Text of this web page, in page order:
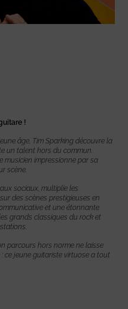
!
âge, Tim Sparking découvre la
un talent hors du commun.
musicien impressionne par sa
scène.
sociaux, multiplie les
des scènes prestigieuses en
et une étonnante
grands classiques du rock et
parcours hors norme ne laisse
ce jeune guitariste virtuose a tout